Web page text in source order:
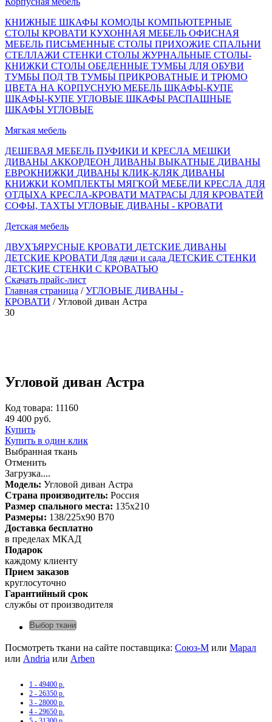
КНИЖНЫЕ ШКАФЫ КОМОДЫ КОМПЬЮТЕРНЫЕ
СТОЛЫ КРОВАТИ КУХОННАЯ МЕБЕЛЬ ОФИСНАЯ
МЕБЕЛЬ ПИСЬМЕННЫЕ СТОЛЫ ПРИХОЖИЕ СПАЛЬНИ
СТЕЛЛАЖИ СТЕНКИ СТОЛЫ ЖУРНАЛЬНЫЕ СТОЛЫ-
КНИЖКИ СТОЛЫ ОБЕДЕННЫЕ ТУМБЫ ДЛЯ ОБУВИ
ТУМБЫ ПОД ТВ ТУМБЫ ПРИКРОВАТНЫЕ И ТРЮМО
ЦВЕТА НА КОРПУСНУЮ МЕБЕЛЬ ШКАФЫ-КУПЕ
ШКАФЫ-КУПЕ УГЛОВЫЕ ШКАФЫ РАСПАШНЫЕ
ШКАФЫ УГЛОВЫЕ
Мягкая мебель
ДЕШЕВАЯ МЕБЕЛЬ ПУФИКИ И КРЕСЛА МЕШКИ
ДИВАНЫ АККОРДЕОН ДИВАНЫ ВЫКАТНЫЕ ДИВАНЫ
ЕВРОКНИЖКИ ДИВАНЫ КЛИК-КЛЯК ДИВАНЫ
КНИЖКИ КОМПЛЕКТЫ МЯГКОЙ МЕБЕЛИ КРЕСЛА ДЛЯ
ОТДЫХА КРЕСЛА-КРОВАТИ МАТРАСЫ ДЛЯ КРОВАТЕЙ
СОФЫ, ТАХТЫ УГЛОВЫЕ ДИВАНЫ - КРОВАТИ
Детская мебель
ДВУХЪЯРУСНЫЕ КРОВАТИ ДЕТСКИЕ ДИВАНЫ
ДЕТСКИЕ КРОВАТИ Для дачи и сада ДЕТСКИЕ СТЕНКИ
ДЕТСКИЕ СТЕНКИ С КРОВАТЬЮ
Скачать прайс-лист
Главная страница /УГЛОВЫЕ ДИВАНЫ -
КРОВАТИ / Угловой диван Астра
30
Угловой диван Астра
Код товара: 11160
49 400 руб.
Купить
Купить в один клик
Выбранная ткань
Отменить
Загрузка....
Модель: Угловой диван Астра
Страна производитель: Россия
Размер спального места: 135х210
Размеры: 138/225х90 В70
Доставка бесплатно
в пределах МКАД
Подарок
каждому клиенту
Прием заказов
круглосуточно
Гарантийный срок
службы от производителя
Выбор ткани
Посмотреть ткани на сайте поставщика: Союз-М или Марал
или Andria или Arben
1 - 49400 р.
2 - 26350 р.
3 - 28000 р.
4 - 29650 р.